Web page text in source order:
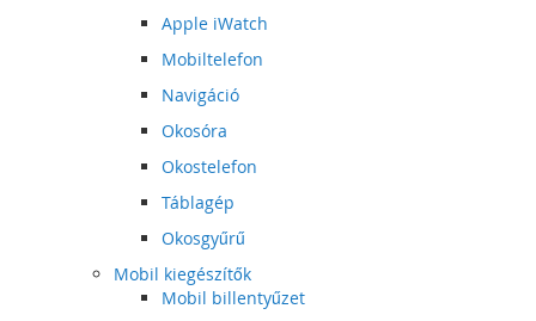
Apple iWatch
Mobiltelefon
Navigáció
Okosóra
Okostelefon
Táblagép
Okosgyűrű
Mobil kiegészítők
Mobil billentyűzet